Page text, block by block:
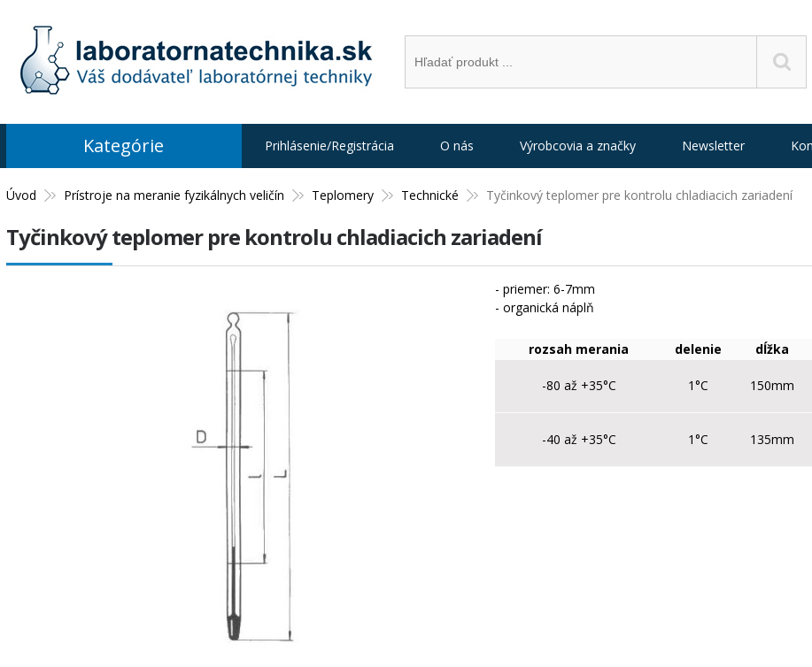
Úvod Prístroje na meranie fyzikálnych veličín Teplomery Technické Tyčinkový teplomer pre kontrolu chladiacich zariadení
Tyčinkový teplomer pre kontrolu chladiacich zariadení
- priemer: 6-7mm
- organická náplň
rozsah merania delenie dĺžka
-80 až +35°C 1°C 150mm
-40 až +35°C 1°C 135mm
Kategórie Prihlásenie/Registrácia O nás Výrobcovia a značky Newsletter